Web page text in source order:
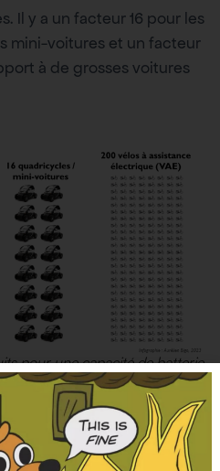
Il y a un facteur 16 pour les
mini-voitures et un facteur
à de grosses voitures
pour une capacité de batterie
kWh
nombreuses